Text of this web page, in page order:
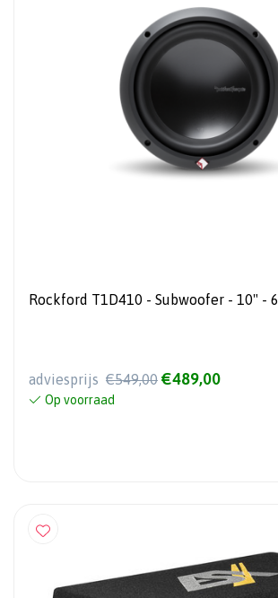
Rockford T1D410 - Subwoofer - 10" -
adviesprijs €549,00 €489,00
Op voorraad